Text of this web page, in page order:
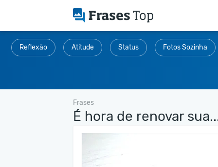
Reflexão Atitude Status Fotos Sozinha
Frases
É hora de renovar